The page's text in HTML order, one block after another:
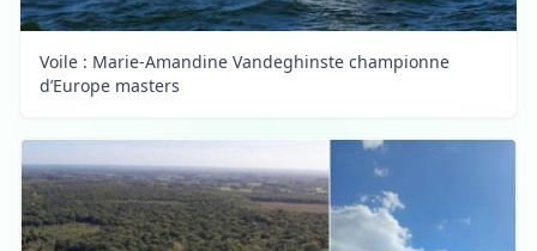
Voile : Marie-Amandine Vandeghinste championne
d’Europe masters